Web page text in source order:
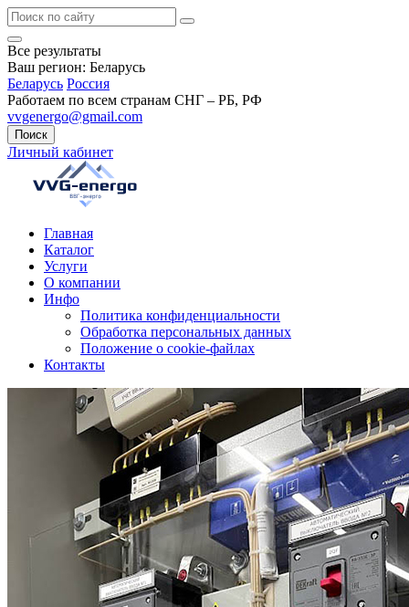
Все результаты
Ваш регион: Беларусь
Беларусь Россия
Работаем по всем странам СНГ – РБ, РФ
vvgenergo@gmail.com
Поиск
Личный кабинет
Главная
Каталог
Услуги
О компании
Инфо
Политика конфиденциальности
Обработка персональных данных
Положение о cookie-файлах
Контакты